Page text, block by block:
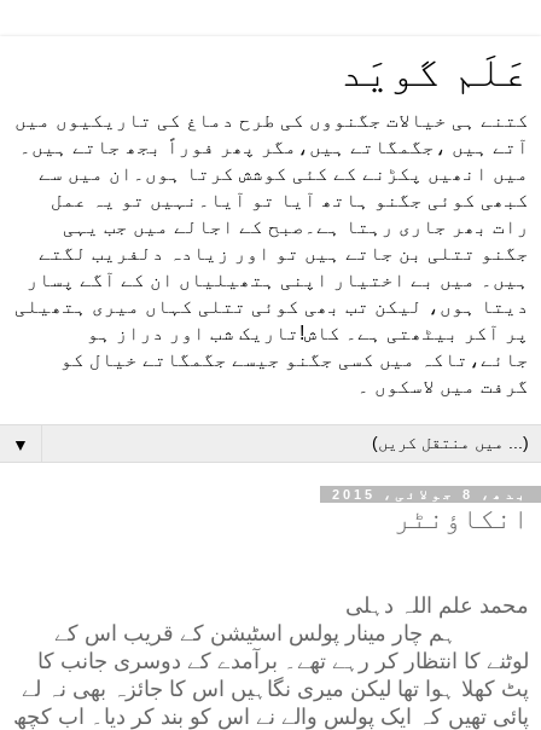
عَلَم گویَد
کتنے ہی خیالات جگنووں کی طرح دماغ کی تاریکیوں میں
آتے ہیں ،جگمگاتے ہیں،مگر پھر فوراً بجھ جاتے ہیں۔
میں انھیں پکڑنے کے کئی کوشش کرتا ہوں۔ان میں سے
کبھی کوئی جگنو ہاتھ آیا تو آیا۔نہیں تو یہ عمل
رات بھر جاری رہتا ہے۔صبح کے اجالے میں جب یہی
جگنو تتلی بن جاتے ہیں تو اور زیادہ دلفریب لگتے
ہیں۔ میں بے اختیار اپنی ہتھیلیاں ان کے آگے پسار
دیتا ہوں، لیکن تب بھی کوئی تتلی کہاں میری ہتھیلی
پر آکر بیٹھتی ہے۔ کاش!تاریک شب اور دراز ہو
جائے،تاکہ میں کسی جگنو جیسے جگمگاتے خیال کو
گرفت میں لاسکوں ۔
▼
بدھ، 8 جولائی، 2015
انکاؤنٹر
محمد علم اللہ دہلی
ہم چار مینار پولس اسٹیشن کے قریب اس کے
لوٹنے کا انتظار کر رہے تھے۔ برآمدے کے دوسری جانب کا
پٹ کھلا ہوا تھا لیکن میری نگاہیں اس کا جائزہ بھی نہ لے
پائی تھیں کہ ایک پولس والے نے اس کو بند کر دیا۔ اب کچھ